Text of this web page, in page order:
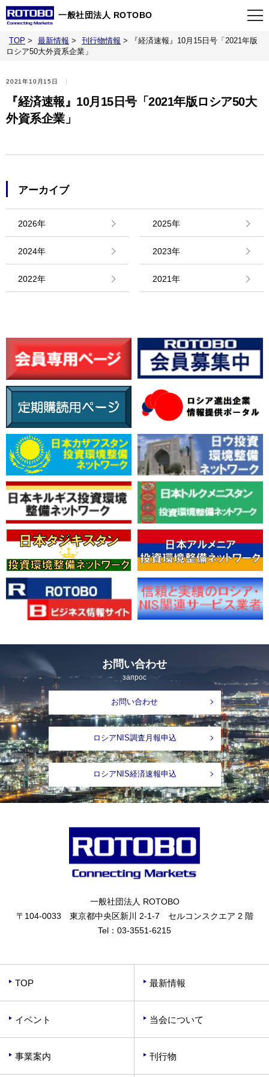
一般社団法人 ROTOBO
TOP
最新情報
当会について
刊行物
情報館
TOP > 最新情報 > 刊行物情報 >
『経済速報』10月15日号「2021年版
ロシア50大外資系企業」
2021年10月15日
『経済速報』10月15日号「2021年版ロシア50大
外資系企業」
アーカイブ
2026年 2025年
2024年 2023年
2022年 2021年
お問い合わせ
запрос
お問い合わせ
ロシアNIS調査月報申込
ロシアNIS経済速報申込
一般社団法人 ROTOBO
〒104-0033 東京都中央区新川 2-1-7 セルコンスクエア 2 階
Tel： 03-3551-6215
TOP 最新情報
イベント 当会について
事業案内 刊行物